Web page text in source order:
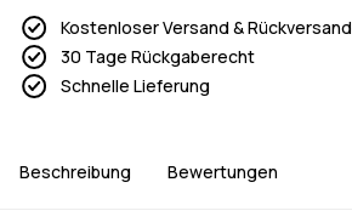
Kostenloser Versand & Rückversand
30 Tage Rückgaberecht
Schnelle Lieferung
Beschreibung Bewertungen